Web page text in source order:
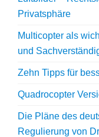
Privatsphäre
Multicopter als
und
Zehn Tipps für
Quadrocopter
Die Pläne des
Regulierung von